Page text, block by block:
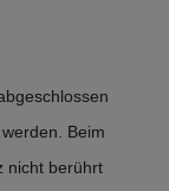
Beim
nicht berührt